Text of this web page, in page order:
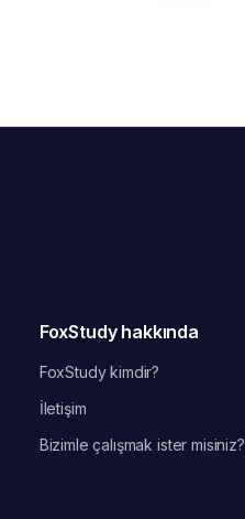
FoxStudy hakkında
FoxStudy kimdir?
İletişim
Bizimle çalışmak ister misiniz?